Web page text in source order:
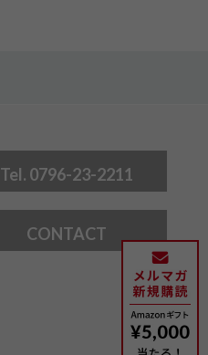
Tel. 0796-23-2211
CONTACT